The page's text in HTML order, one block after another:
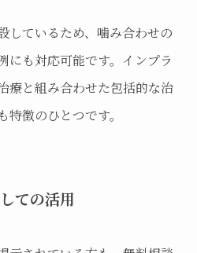
しているため、噛み合わせの
にも対応可能です。インプラ
療と組み合わせた包括的な治
徴のひとつです。
ての活用